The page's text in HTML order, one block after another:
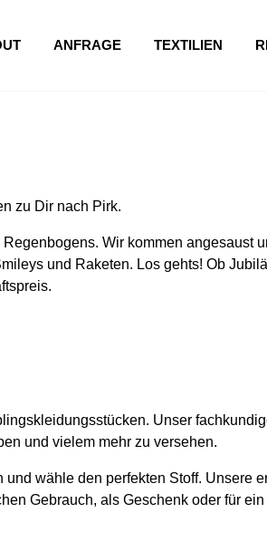
ANFRAGE TEXTILIEN
zu Dir nach Pirk.
Wir kommen angesaust
und Raketen. Los gehts! Ob
Unser
und vielem mehr zu versehen.
wähle den perfekten Stoff. Unsere
Gebrauch, als Geschenk oder für